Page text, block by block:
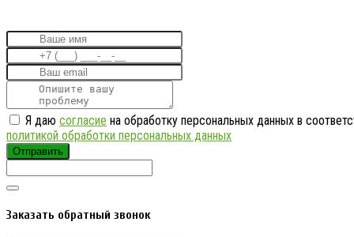
Я даю согласие на обработку персональных данных в
политикой обработки персональных данных
Отправить
Заказать обратный звонок